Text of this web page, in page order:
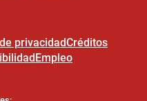
privacidadCréditos
Empleo